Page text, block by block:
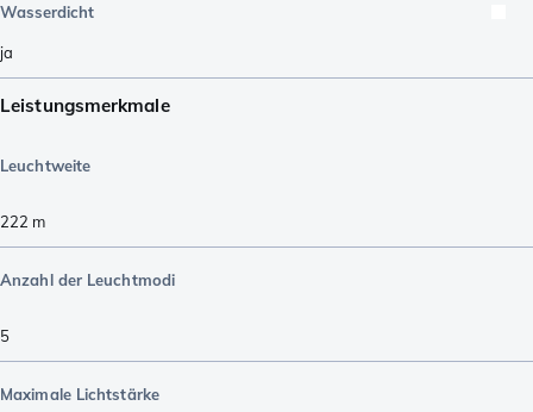
Wasserdicht
ja
Leistungsmerkmale
Leuchtweite
222 m
Anzahl der Leuchtmodi
5
Maximale Lichtstärke